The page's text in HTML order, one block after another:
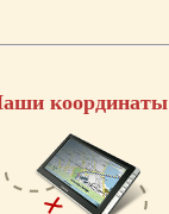
координаты